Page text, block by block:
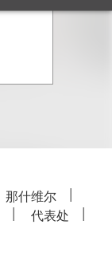
那什维尔
代表处